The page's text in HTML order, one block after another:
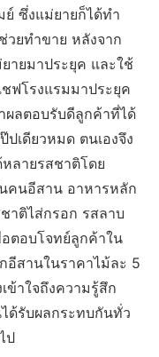
ย์ ซึ่งแม่ยายก็ได้ทำ
วยทำขาย หลังจาก
ายมาประยุค และใช้
ฟโรงแรมมาประยุค
ผลตอบรับดีลูกค้าที่ได้
เดียวหมด ตนเองจึง
ลายรสชาติโดย
คนอีสาน อาหารหลัก
าติไส่กรอก รสลาบ
อตอบโจทย์ลูกค้าใน
อีสานในราคาไม้ละ 5
ข้าใจถึงความรู้สึก
ด้รับผลกระทบกันทั่ว
ป